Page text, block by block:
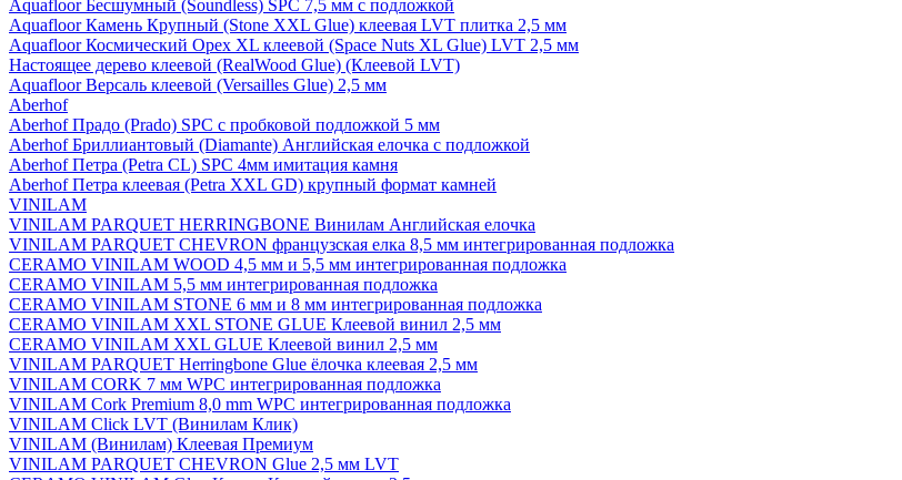
Aquafloor Бесшумный (Soundless) SPC 7,5 мм с подложкой
Aquafloor Камень Крупный (Stone XXL Glue) клеевая LVT плитка 2,5 мм
Aquafloor Космический Орех XL клеевой (Space Nuts XL Glue) LVT 2,5 мм
Настоящее дерево клеевой (RealWood Glue) (Клеевой LVT)
Aquafloor Версаль клеевой (Versailles Glue) 2,5 мм
Aberhof
Aberhof Прадо (Prado) SPC с пробковой подложкой 5 мм
Aberhof Бриллиантовый (Diamante) Английская елочка с подложкой
Aberhof Петра (Petra CL) SPC 4мм имитация камня
Aberhof Петра клеевая (Petra XXL GD) крупный формат камней
VINILAM
VINILAM PARQUET HERRINGBONE Винилам Английская елочка
VINILAM PARQUET CHEVRON французская елка 8,5 мм интегрированная подложка
CERAMO VINILAM WOOD 4,5 мм и 5,5 мм интегрированная подложка
CERAMO VINILAM 5,5 мм интегрированная подложка
CERAMO VINILAM STONE 6 мм и 8 мм интегрированная подложка
CERAMO VINILAM XXL STONE GLUE Клеевой винил 2,5 мм
CERAMO VINILAM XXL GLUE Клеевой винил 2,5 мм
VINILAM PARQUET Herringbone Glue ёлочка клеевая 2,5 мм
VINILAM CORK 7 мм WPC интегрированная подложка
VINILAM Cork Premium 8,0 mm WPC интегрированная подложка
VINILAM Click LVT (Винилам Клик)
VINILAM (Винилам) Клеевая Премиум
VINILAM PARQUET CHEVRON Glue 2,5 мм LVT